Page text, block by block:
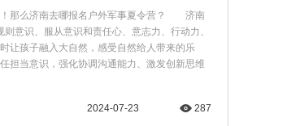
！那么济南去哪报名户外军事夏令营？ 济南
识、服从意识和责任心、意志力、行动力、
让孩子融入大自然，感受自然给人带来的乐
担当意识，强化协调沟通能力、激发创新思维
287
2024-07-23